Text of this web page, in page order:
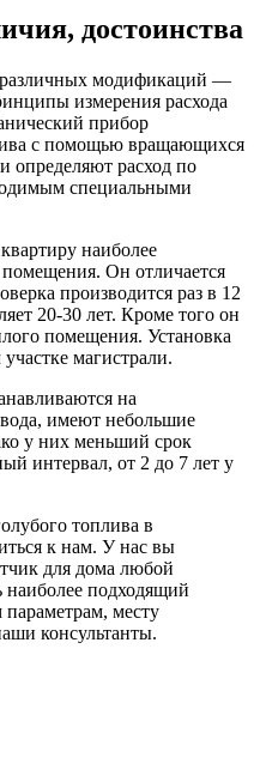
достоинства
различных модификаций —
измерения расхода
прибор
с помощью вращающихся
определяют расход по
специальными
наиболее
Он отличается
производится раз в 12
20-30 лет. Кроме того он
помещения. Установка
магистрали.
на
имеют небольшие
у них меньший срок
интервал, от 2 до 7 лет у
топлива в
к нам. У нас вы
для дома любой
подходящий
месту
консультанты.